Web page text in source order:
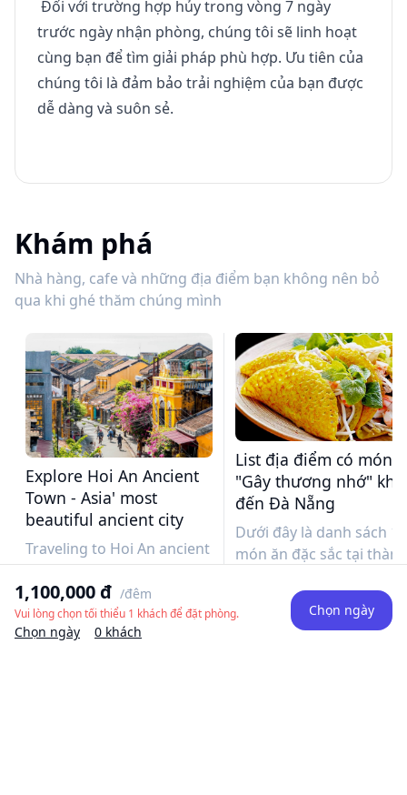
1,100,000 đ /đêm
Vui lòng chọn tối thiểu 1 khách để đặt phòng.
Chọn ngày 0 khách
Chọn ngày
Đối với trường hợp hủy trong vòng 7 ngày
trước ngày nhận phòng, chúng tôi sẽ linh hoạt
cùng bạn để tìm giải pháp phù hợp. Ưu tiên của
chúng tôi là đảm bảo trải nghiệm của bạn được
dễ dàng và suôn sẻ.
Khám phá
Nhà hàng, cafe và những địa điểm bạn không nên bỏ
qua khi ghé thăm chúng mình
Explore Hoi An Ancient
Town - Asia' most
beautiful ancient city
Traveling to Hoi An ancient
town and don't know
where to go or what to do?
Let's immediately explore
the details of tourist
List địa điểm có món
"Gây thương nhớ" khi
đến Đà Nẵng
Dưới đây là danh sách 15
món ăn đặc sắc tại
hãy nhanh chóng ghi tên
và địa chỉ của chúng vào